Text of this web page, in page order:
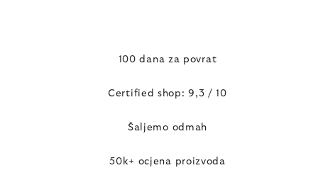
100 dana za povrat
Certified shop: 9,3 / 10
Šaljemo odmah
50k+ ocjena proizvoda